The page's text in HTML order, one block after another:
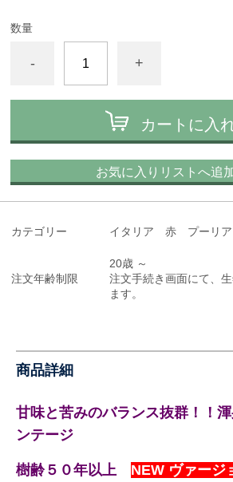
数量
- +
カートに入
お気に入りリストへ追
カテゴリー イタリア 赤 プーリア
注文年齢制限
20歳 ～
注文手続き画面にて、
ます。
商品詳細
甘味と苦みのバランス抜群！！
ンテージ
樹齢５０年以上 NEW ヴァージ